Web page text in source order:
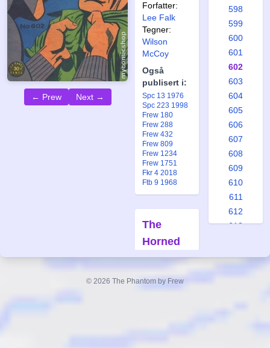
← Prew Next →
Forfatter:
Lee Falk
Tegner:
Wilson
McCoy
Også
publisert i:
Spc 13 1976
Spc 223 1998
Frew 180
Frew 288
Frew 432
Frew 809
Frew 1234
Frew 1751
Fkr 4 2018
Ftb 9 1968
The
Horned
Star
Demons
598
599
600
601
602
603
604
605
606
607
608
609
610
611
612
613
© 2026 The Phantom by Frew